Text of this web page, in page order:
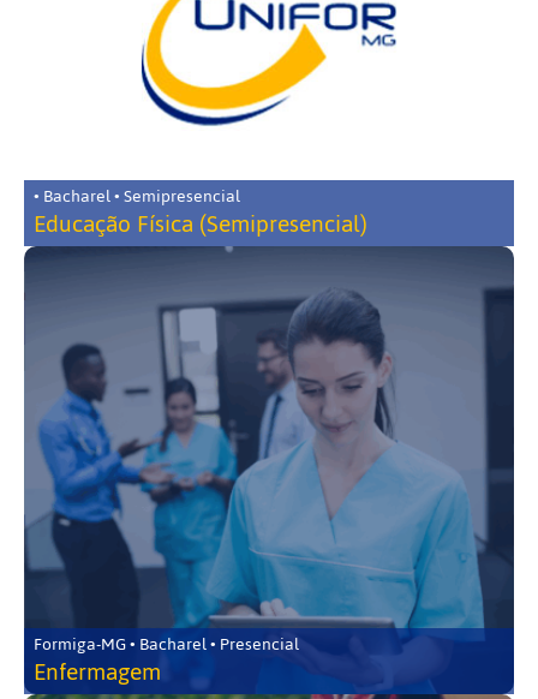
• Bacharel • Semipresencial
Educação Física (Semipresencial)
Formiga-MG • Bacharel • Presencial
Enfermagem